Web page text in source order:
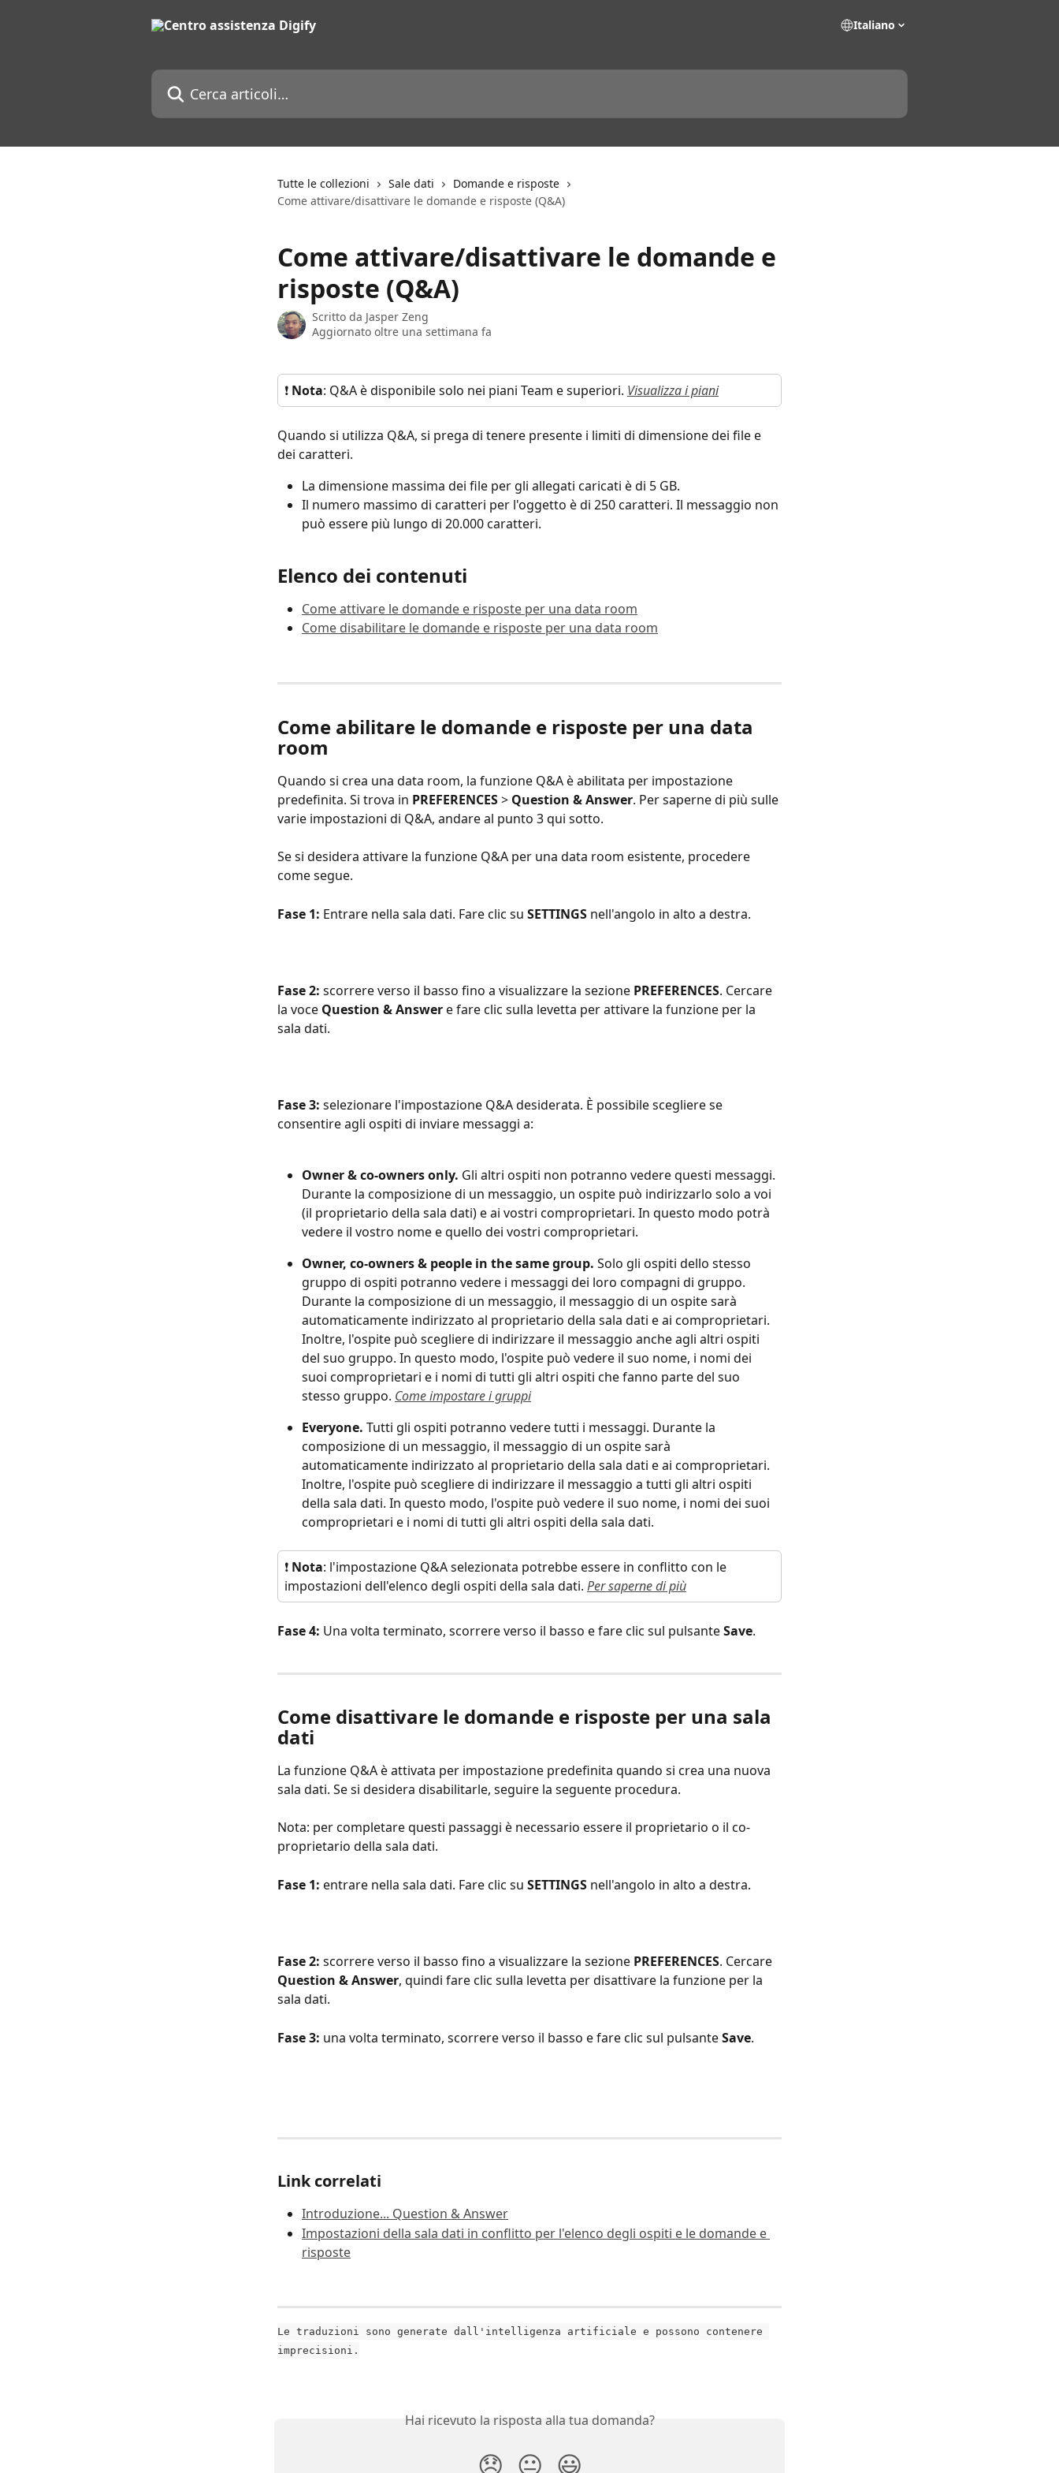
Italiano
Cerca articoli…
Tutte le collezioni Sale dati
Domande e risposte
Come attivare/disattivare le domande e risposte (Q&A)
Come attivare/disattivare le domande e
risposte (Q&A)
Scritto da Jasper Zeng
Aggiornato oltre una settimana fa
❗ Nota: Q&A è disponibile solo nei piani Team e superiori. Visualizza i piani
Quando si utilizza Q&A, si prega di tenere presente i limiti di dimensione dei file e
dei caratteri.
La dimensione massima dei file per gli allegati caricati è di 5 GB.
Il numero massimo di caratteri per l'oggetto è di 250 caratteri. Il messaggio non
può essere più lungo di 20.000 caratteri.
Elenco dei contenuti
Come attivare le domande e risposte per una data room
Come disabilitare le domande e risposte per una data room
Come abilitare le domande e risposte per una data
room
Quando si crea una data room, la funzione Q&A è abilitata per impostazione
predefinita. Si trova in PREFERENCES > Question & Answer. Per saperne di più sulle
varie impostazioni di Q&A, andare al punto 3 qui sotto.
Se si desidera attivare la funzione Q&A per una data room esistente, procedere
come segue.
Fase 1: Entrare nella sala dati. Fare clic su SETTINGS nell'angolo in alto a destra.
Fase 2: scorrere verso il basso fino a visualizzare la sezione PREFERENCES. Cercare
la voce Question & Answer e fare clic sulla levetta per attivare la funzione per la
sala dati.
Fase 3: selezionare l'impostazione Q&A desiderata. È possibile scegliere se
consentire agli ospiti di inviare messaggi a:
Owner & co-owners only. Gli altri ospiti non potranno vedere questi messaggi.
Durante la composizione di un messaggio, un ospite può indirizzarlo solo a voi
(il proprietario della sala dati) e ai vostri comproprietari. In questo modo potrà
vedere il vostro nome e quello dei vostri comproprietari.
Owner, co-owners & people in the same group. Solo gli ospiti dello stesso
gruppo di ospiti potranno vedere i messaggi dei loro compagni di gruppo.
Durante la composizione di un messaggio, il messaggio di un ospite sarà
automaticamente indirizzato al proprietario della sala dati e ai comproprietari.
Inoltre, l'ospite può scegliere di indirizzare il messaggio anche agli altri ospiti
del suo gruppo. In questo modo, l'ospite può vedere il suo nome, i nomi dei
suoi comproprietari e i nomi di tutti gli altri ospiti che fanno parte del suo
stesso gruppo. Come impostare i gruppi
Everyone. Tutti gli ospiti potranno vedere tutti i messaggi. Durante la
composizione di un messaggio, il messaggio di un ospite sarà
automaticamente indirizzato al proprietario della sala dati e ai comproprietari.
Inoltre, l'ospite può scegliere di indirizzare il messaggio a tutti gli altri ospiti
della sala dati. In questo modo, l'ospite può vedere il suo nome, i nomi dei suoi
comproprietari e i nomi di tutti gli altri ospiti della sala dati.
❗ Nota: l'impostazione Q&A selezionata potrebbe essere in conflitto con le
impostazioni dell'elenco degli ospiti della sala dati. Per saperne di più
Fase 4: Una volta terminato, scorrere verso il basso e fare clic sul pulsante Save.
Come disattivare le domande e risposte per una sala
dati
La funzione Q&A è attivata per impostazione predefinita quando si crea una nuova
sala dati. Se si desidera disabilitarle, seguire la seguente procedura.
Nota: per completare questi passaggi è necessario essere il proprietario o il co-
proprietario della sala dati.
Fase 1: entrare nella sala dati. Fare clic su SETTINGS nell'angolo in alto a destra.
Fase 2: scorrere verso il basso fino a visualizzare la sezione PREFERENCES. Cercare
Question & Answer, quindi fare clic sulla levetta per disattivare la funzione per la
sala dati.
Fase 3: una volta terminato, scorrere verso il basso e fare clic sul pulsante Save.
Link correlati
Introduzione... Question & Answer
Impostazioni della sala dati in conflitto per l'elenco degli ospiti e le domande e
risposte
Le traduzioni sono generate dall'intelligenza artificiale e possono contenere
imprecisioni.
Hai ricevuto la risposta alla tua domanda?
😞 😐 😃